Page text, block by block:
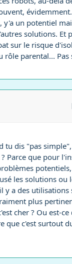
y'a un potentiel
solutions. Et
sur le risque
rôle parental... Pas
tu dis "pas
Parce que pour
les solutions ou
y a des utilisations
plus
cher ? Ou est-ce
que c'est surtout